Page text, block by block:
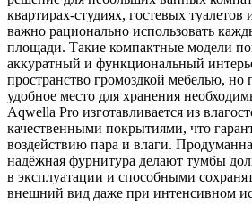
квартирах-студиях, гостевых
важно рационально использовать
площади. Такие компактные модели
аккуратный и функциональный
пространство громоздкой мебелью, но
удобное место для хранения
Aqwella Pro изготавливается из
качественными покрытиями, что
воздействию пара и влаги.
надёжная фурнитура делают тумбы
в эксплуатации и способными
внешний вид даже при интенсивном